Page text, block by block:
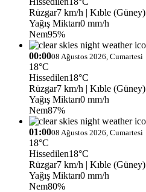
Rüzgar7 km/h | Kıble (Güney)
Yağış Miktarı0 mm/h
Nem95%
00:0008 Ağustos 2026, Cumartesi
18°C
Hissedilen18°C
Rüzgar7 km/h | Kıble (Güney)
Yağış Miktarı0 mm/h
Nem87%
01:0008 Ağustos 2026, Cumartesi
18°C
Hissedilen18°C
Rüzgar7 km/h | Kıble (Güney)
Yağış Miktarı0 mm/h
Nem80%